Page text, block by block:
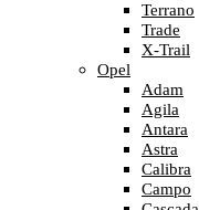
Terrano
Trade
X-Trail
Opel
Adam
Agila
Antara
Astra
Calibra
Campo